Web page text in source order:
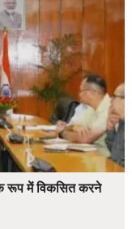
के रूप में विकसित करने